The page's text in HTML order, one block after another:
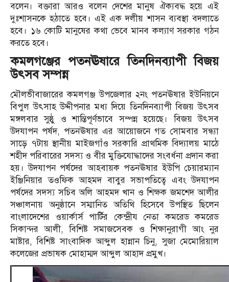
বলেন। বক্তারা আরও বলেন দেশের মানুষ ঐক্যবদ্ধ হয়ে এই
দুঃশাসনকে হঠাতে হবে। এই এক দলীয় শাসন ব্যবস্থা বদলাতে
হবে। ১৬ কোটি মানুষের কথা ভেবে মানব কল্যাণ সরকার গঠন
করতে হবে।
কমলগঞ্জের পতনঊষারে তিনদিনব্যাপী বিজয়
উৎসব সম্পন্ন
মৌলভীবাজারের কমলগঞ্জ উপজেলার ২নং পতনঊষার ইউনিয়নে
বিপুল উৎসাহ উদ্দীপনার মধ্য দিয়ে তিনদিনব্যাপী বিজয় উৎসব
মঙ্গলবার সুষ্ঠু ও শান্তিপূর্ণভাবে সম্পন্ন হয়েছে। বিজয় উৎসব
উদযাপন পর্ষদ, পতনঊষার এর আয়োজনে গত সোমবার সন্ধ্যা
সাড়ে ৭টায় স্থানীয় মাইজগাঁও সরকারি প্রাথমিক বিদ্যালয় মাঠে
শহীদ পরিবারের সদস্য ও বীর মুক্তিযোদ্ধাদের সংবর্ধনা প্রদান করা
হয়। উদযাপন পর্ষদের আহবায়ক পতনঊষার ইউপি চেয়ারম্যান
ইঞ্জিনিয়ার তওফিক আহমদ বাবুর সভাপতিত্বে এবং উদযাপন
পর্ষদের সদস্য সচিব অলি আহমদ খান ও শিক্ষক জমশেদ আলীর
সঞ্চালনায় অনুষ্ঠানে সম্মানিত অতিথি হিসেবে উপস্থিত ছিলেন
বাংলাদেশের ওয়ার্কার্স পার্টির কেন্দ্রীয নেতা কমরেড কমরেড
সিকান্দর আলী, বিশিষ্ট সমাজসেবক ও শিক্ষানুরাগী আং নুর
মাষ্টার, বিশিষ্ট সাংবাদিক আব্দুল হান্নান চিনু, সুজা মেমোরিয়াল
কলেজের প্রভাষক মোহাম্মদ আব্দুল আহাদ প্রমুখ।